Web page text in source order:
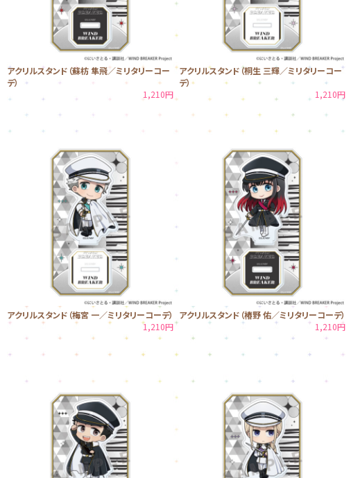
アクリルスタンド（蘇枋 隼飛／ミリタリーコー
デ）
1,210円
アクリルスタンド（桐生 三輝／ミリタリーコー
デ）
1,210円
アクリルスタンド（梅宮 一／ミリタリーコーデ）
1,210円
アクリルスタンド（椿野 佑／ミリタリーコーデ）
1,210円